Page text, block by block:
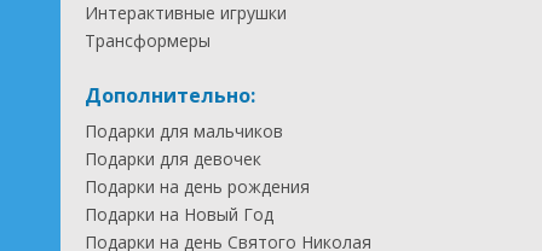
Интерактивные игрушки
Трансформеры
Дополнительно:
Подарки для мальчиков
Подарки для девочек
Подарки на день рождения
Подарки на Новый Год
Подарки на день Святого Николая